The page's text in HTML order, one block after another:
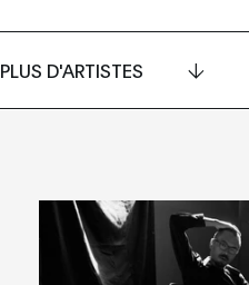
PLUS D'ARTISTES